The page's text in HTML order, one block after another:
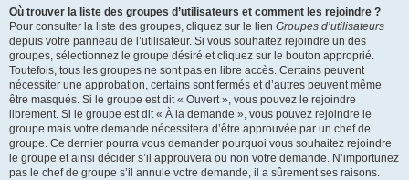
Où trouver la liste des groupes d’utilisateurs et comment les rejoindre ?
Pour consulter la liste des groupes, cliquez sur le lien Groupes d’utilisateurs
depuis votre panneau de l’utilisateur. Si vous souhaitez rejoindre un des
groupes, sélectionnez le groupe désiré et cliquez sur le bouton approprié.
Toutefois, tous les groupes ne sont pas en libre accès. Certains peuvent
nécessiter une approbation, certains sont fermés et d’autres peuvent même
être masqués. Si le groupe est dit « Ouvert », vous pouvez le rejoindre
librement. Si le groupe est dit « À la demande », vous pouvez rejoindre le
groupe mais votre demande nécessitera d’être approuvée par un chef de
groupe. Ce dernier pourra vous demander pourquoi vous souhaitez rejoindre
le groupe et ainsi décider s’il approuvera ou non votre demande. N’importunez
pas le chef de groupe s’il annule votre demande, il a sûrement ses raisons.